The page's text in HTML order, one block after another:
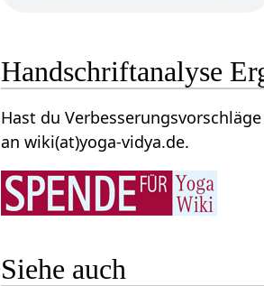
Handschriftanalyse
Hast du
an wiki(at)yoga-vidya.de.
Siehe auch